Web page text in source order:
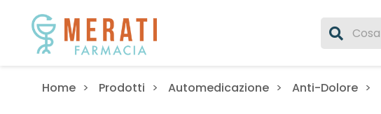
Home Prodotti Automedicazione Anti-Dolore